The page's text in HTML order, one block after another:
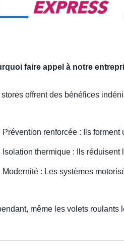
faire appel à notre
stores offrent des bénéfices
Prévention renforcée : Ils
Isolation thermique : Ils
Modernité : Les systèmes
même les volets roulants